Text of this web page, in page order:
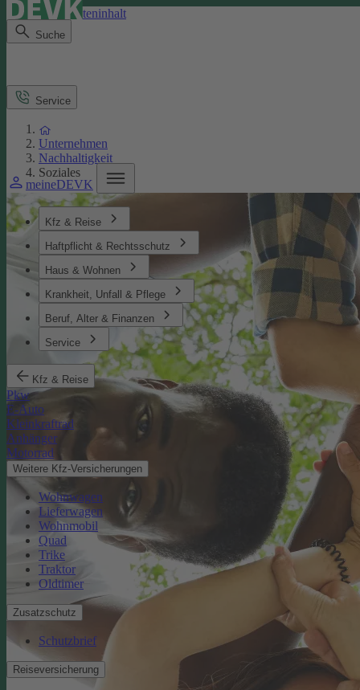
Direkt zum Seiteninhalt
Suche
meineDEVK
Kfz & Reise
Haftpflicht & Rechtsschutz
Haus & Wohnen
Krankheit, Unfall & Pflege
Beruf, Alter & Finanzen
Service
Kfz & Reise
Pkw
E-Auto
Kleinkraftrad
Anhänger
Motorrad
Weitere Kfz-Versicherungen
Wohnwagen
Lieferwagen
Wohnmobil
Quad
Trike
Traktor
Oldtimer
Zusatzschutz
Schutzbrief
Reiseversicherung
Service
Unternehmen
Nachhaltigkeit
Soziales